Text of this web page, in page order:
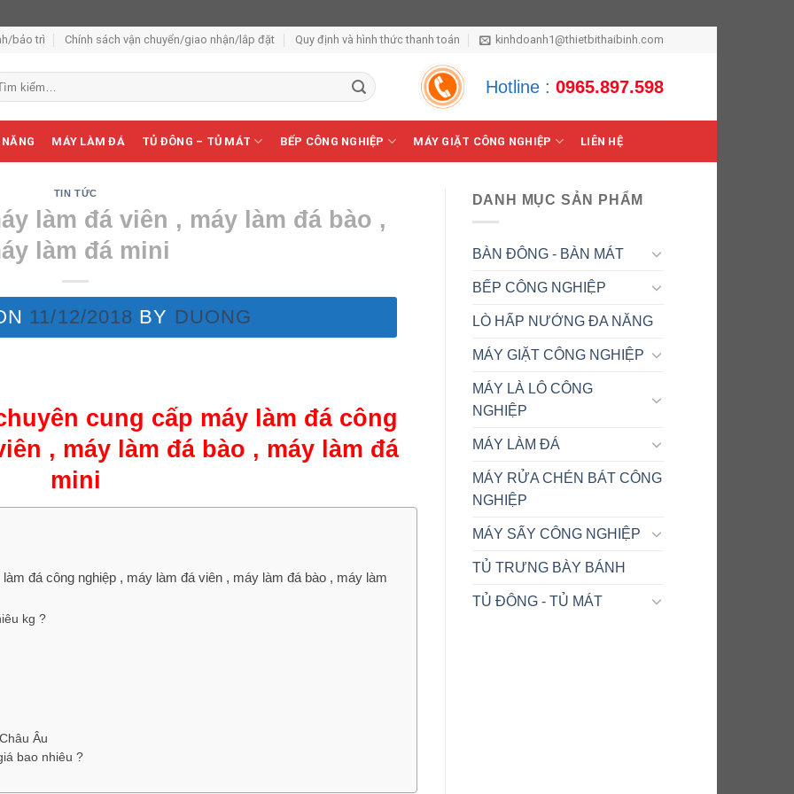
bảo trì Chính sách vận chuyển/giao nhận/lắp đặt Quy định và hình thức thanh toán kinhdoanh1@thietbithaibinh.com
Hotline : 0965.897.598
MÁY LÀM ĐÁ TỦ ĐÔNG – TỦ MÁT BẾP CÔNG NGHIỆP MÁY GIẶT CÔNG NGHIỆP LIÊN HỆ
TIN TỨC
làm đá viên , máy làm đá bào ,
làm đá mini
11/12/2018 BY DUONG
cung cấp máy làm đá công
, máy làm đá bào , máy làm đá
mini
đá công nghiệp , máy làm đá viên , máy làm đá bào , máy làm
kg ?
Âu
bao nhiêu ?
DANH MỤC SẢN PHẨM
BÀN ĐÔNG - BÀN MÁT
BẾP CÔNG NGHIỆP
LÒ HẤP NƯỚNG ĐA NĂNG
MÁY GIẶT CÔNG NGHIỆP
MÁY LÀ LÔ CÔNG
NGHIỆP
MÁY LÀM ĐÁ
MÁY RỬA CHÉN BÁT CÔNG
NGHIỆP
MÁY SẤY CÔNG NGHIỆP
TỦ TRƯNG BÀY BÁNH
TỦ ĐÔNG - TỦ MÁT